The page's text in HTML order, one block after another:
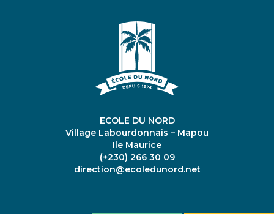
ECOLE DU NORD
Village Labourdonnais – Mapou
Ile Maurice
(+230) 266 30 09
direction@ecoledunord.net